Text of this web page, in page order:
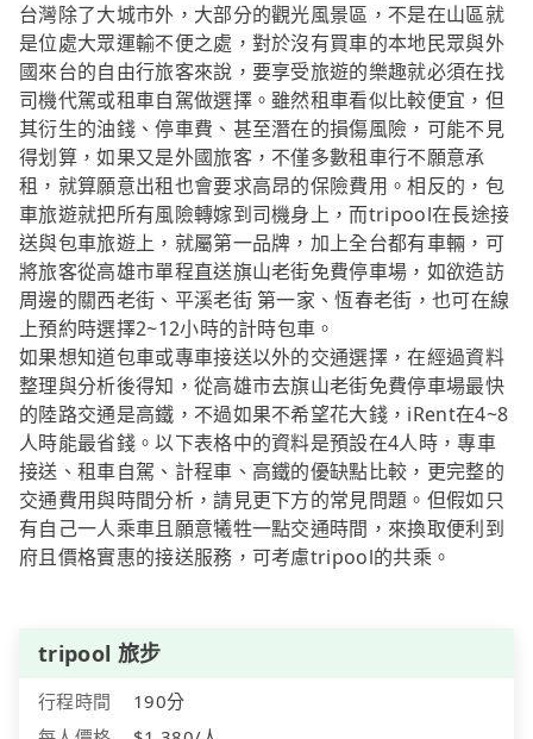
台灣除了大城市外，大部分的觀光風景區，不是在山區就
是位處大眾運輸不便之處，對於沒有買車的本地民眾與外
國來台的自由行旅客來說，要享受旅遊的樂趣就必須在找
司機代駕或租車自駕做選擇。雖然租車看似比較便宜，但
其衍生的油錢、停車費、甚至潛在的損傷風險，可能不見
得划算，如果又是外國旅客，不僅多數租車行不願意承
租，就算願意出租也會要求高昂的保險費用。相反的，包
車旅遊就把所有風險轉嫁到司機身上，而tripool在長途接
送與包車旅遊上，就屬第一品牌，加上全台都有車輛，可
將旅客從高雄市單程直送旗山老街免費停車場，如欲造訪
周邊的關西老街、平溪老街 第一家、恆春老街，也可在線
上預約時選擇2~12小時的計時包車。
如果想知道包車或專車接送以外的交通選擇，在經過資料
整理與分析後得知，從高雄市去旗山老街免費停車場最快
的陸路交通是高鐵，不過如果不希望花大錢，iRent在4~8
人時能最省錢。以下表格中的資料是預設在4人時，專車
接送、租車自駕、計程車、高鐵的優缺點比較，更完整的
交通費用與時間分析，請見更下方的常見問題。但假如只
有自己一人乘車且願意犧牲一點交通時間，來換取便利到
府且價格實惠的接送服務，可考慮tripool的共乘。
tripool 旅步
行程時間
190分